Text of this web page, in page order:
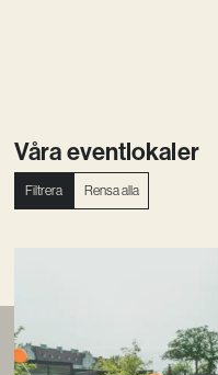
Våra eventlokaler
Filtrera Rensa alla